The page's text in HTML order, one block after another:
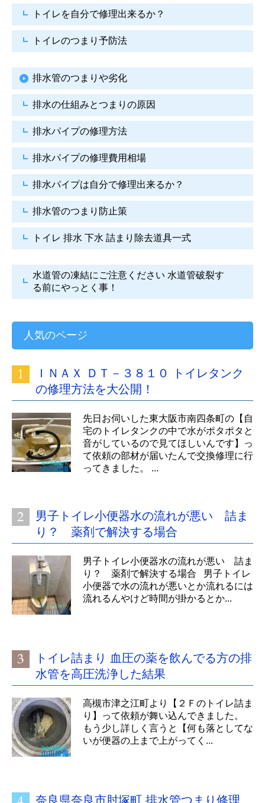
トイレを自分で修理出来るか？
トイレのつまり予防法
排水管のつまりや劣化
排水の仕組みとつまりの原因
排水パイプの修理方法
排水パイプの修理費用相場
排水パイプは自分で修理出来るか？
排水管のつまり防止策
トイレ 排水 下水 詰まり除去道具一式
水道管の凍結にご注意ください 水道管破裂す
る前にやっとく事！
人気のページ
ＩＮＡＸ ＤＴ－３８１０ トイレタンク
の修理方法を大公開！
先日お伺いした東大阪市南四条町の【自
宅のトイレタンクの中で水がポタポタと
音がしているので見てほしいんです】っ
て依頼の部材が届いたんで交換修理に行
ってきました。 ...
男子トイレ小便器水の流れが悪い 詰ま
り？ 薬剤で解決する場合
男子トイレ小便器水の流れが悪い 詰ま
り？ 薬剤で解決する場合 男子トイレ
小便器で水の流れが悪いとか流れるには
流れるんやけど時間が掛かるとか...
トイレ詰まり 血圧の薬を飲んでる方の排
水管を高圧洗浄した結果
高槻市津之江町より【２Ｆのトイレ詰ま
り】って依頼が舞い込んできました。
もう少し詳しく言うと【何も落としてな
いが便器の上まで上がってく...
奈良県奈良市肘塚町 排水管つまり修理